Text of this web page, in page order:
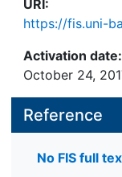
URI:
https://fis.uni-
Activation date:
October 24,
Reference
No FIS full